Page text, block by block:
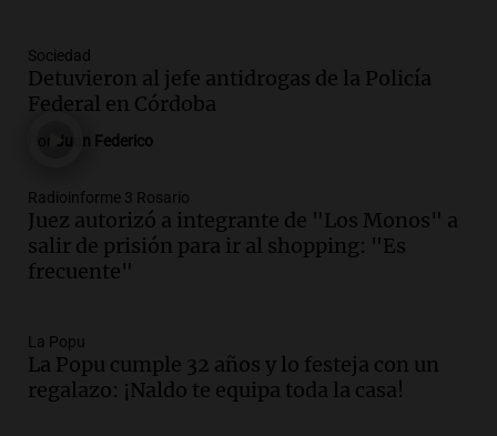
Audio.
de hacienda: “Las tecnologías no
reemplazan el contacto con la gente”
Episodios
Audio. Un trabajador herido tras caer a
un pozo de 17 metros en Nueva Córdoba
Panorama Federal
Episodios
nuevo híbrido enchufable de Chery llega
al mercado argentino
Panorama Federal
Sociedad
Detuvieron al jefe antidrogas de la Policía
Federal en Córdoba
Juan Federico
Radioinforme 3 Rosario
Juez autorizó a integrante de "Los Monos" a
salir de prisión para ir al shopping: "Es
frecuente"
La Popu
La Popu cumple 32 años y lo festeja con un
regalazo: ¡Naldo te equipa toda la casa!